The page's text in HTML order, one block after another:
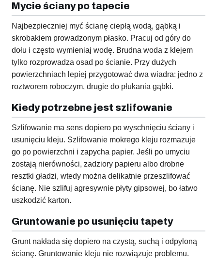
Mycie ściany po tapecie
Najbezpieczniej myć ścianę ciepłą wodą, gąbką i
skrobakiem prowadzonym płasko. Pracuj od góry do
dołu i często wymieniaj wodę. Brudna woda z klejem
tylko rozprowadza osad po ścianie. Przy dużych
powierzchniach lepiej przygotować dwa wiadra: jedno z
roztworem roboczym, drugie do płukania gąbki.
Kiedy potrzebne jest szlifowanie
Szlifowanie ma sens dopiero po wyschnięciu ściany i
usunięciu kleju. Szlifowanie mokrego kleju rozmazuje
go po powierzchni i zapycha papier. Jeśli po umyciu
zostają nierówności, zadziory papieru albo drobne
resztki gładzi, wtedy można delikatnie przeszlifować
ścianę. Nie szlifuj agresywnie płyty gipsowej, bo łatwo
uszkodzić karton.
Gruntowanie po usunięciu tapety
Grunt nakłada się dopiero na czystą, suchą i odpyloną
ścianę. Gruntowanie kleju nie rozwiązuje problemu.